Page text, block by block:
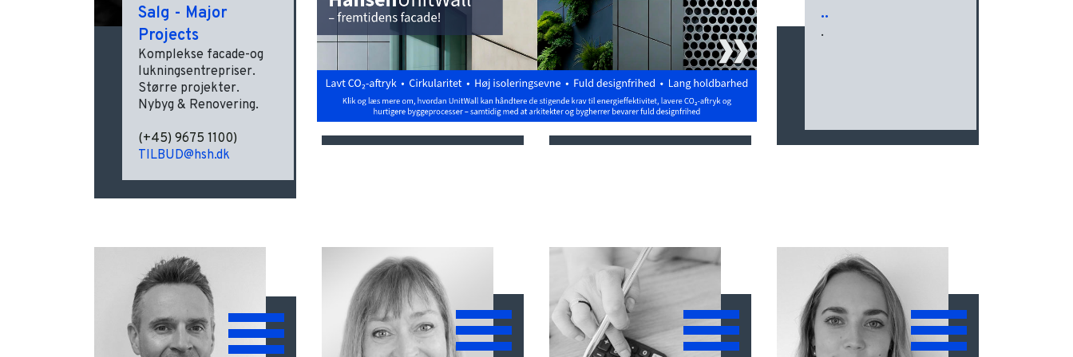
Salg - Major
Projects
Komplekse facade-og
lukningsentrepriser.
Større projekter.
Nybyg & Renovering.
(+45) 9675 1100)
TILBUD@hsh.dk
Carsten Sørensen
Sales Director
Major Projects - ØST
(+45) 2399 9000
CASO@hsh.dk
Per Madsen
Sales Director
Major Projects - VEST
Danmark
(+45) 8140 0835
PEMA@hsh.dk
..
.